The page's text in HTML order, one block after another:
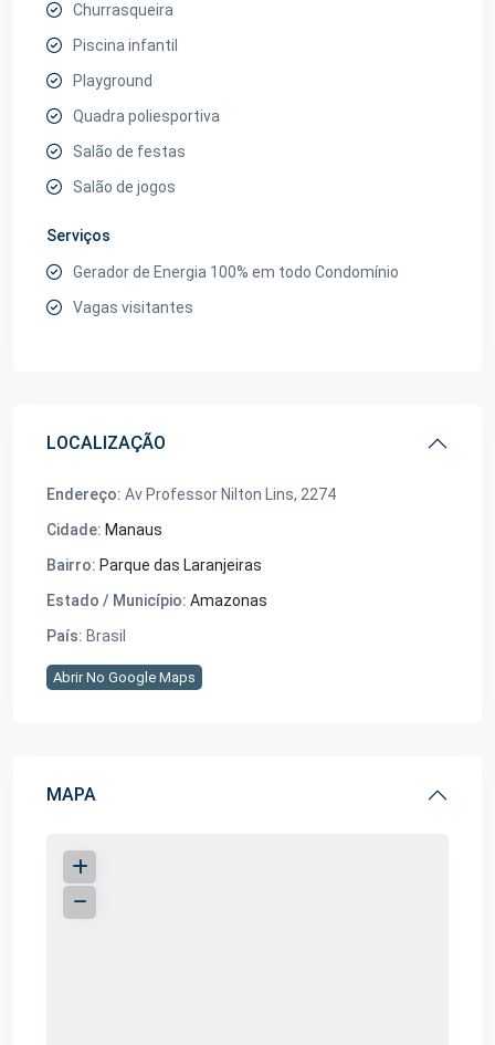
Churrasqueira
Piscina infantil
Playground
Quadra poliesportiva
Salão de festas
Salão de jogos
Serviços
Gerador de Energia 100% em todo Condomínio
Vagas visitantes
LOCALIZAÇÃO
Endereço: Av Professor Nilton Lins, 2274
Cidade: Manaus
Bairro: Parque das Laranjeiras
Estado / Município: Amazonas
País: Brasil
Abrir No Google Maps
MAPA